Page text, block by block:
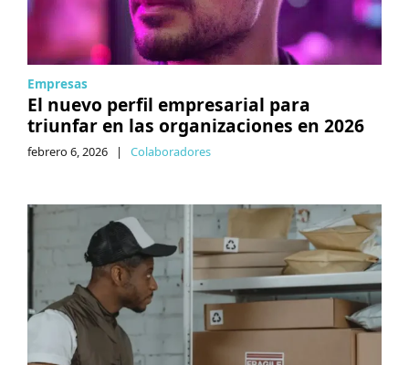
Empresas
El nuevo perfil empresarial para
triunfar en las organizaciones en 2026
febrero 6, 2026 | Colaboradores